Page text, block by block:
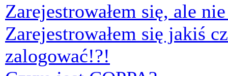
Zarejestrowałem się, ale
Zarejestrowałem się jakiś
zalogować!?!